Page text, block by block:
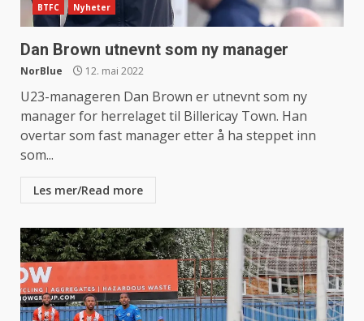
BTFC Nyheter
Dan Brown utnevnt som ny manager
NorBlue 12. mai 2022
U23-manageren Dan Brown er utnevnt som ny
manager for herrelaget til Billericay Town. Han
overtar som fast manager etter å ha steppet inn
som...
Les mer/Read more